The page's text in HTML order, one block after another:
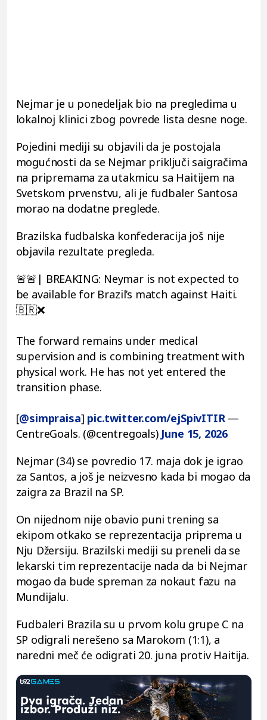
Nejmar je u ponedeljak bio na pregledima u
lokalnoj klinici zbog povrede lista desne noge.
Pojedini mediji su objavili da je postojala
mogućnosti da se Nejmar priključi saigračima
na pripremama za utakmicu sa Haitijem na
Svetskom prvenstvu, ali je fudbaler Santosa
morao na dodatne preglede.
Brazilska fudbalska konfederacija još nije
objavila rezultate pregleda.
🚨🚨| BREAKING: Neymar is not expected to
be available for Brazil’s match against Haiti.
🇧🇷❌
The forward remains under medical
supervision and is combining treatment with
physical work. He has not yet entered the
transition phase.
[@simpraisa] pic.twitter.com/ejSpivITIR—
CentreGoals. (@centregoals) June 15, 2026
Nejmar (34) se povredio 17. maja dok je igrao
za Santos, a još je neizvesno kada bi mogao da
zaigra za Brazil na SP.
On nijednom nije obavio puni trening sa
ekipom otkako se reprezentacija priprema u
Nju Džersiju. Brazilski mediji su preneli da se
lekarski tim reprezentacije nada da bi Nejmar
mogao da bude spreman za nokaut fazu na
Mundijalu.
Fudbaleri Brazila su u prvom kolu grupe C na
SP odigrali nerešeno sa Marokom (1:1), a
naredni meč će odigrati 20. juna protiv Haitija.